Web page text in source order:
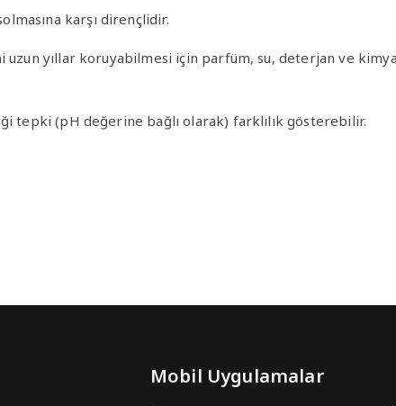
karşı dirençlidir.
uzun yıllar koruyabilmesi için parfüm, su, deterjan ve
tepki (pH değerine bağlı olarak) farklılık gösterebilir.
Mobil Uygulamalar